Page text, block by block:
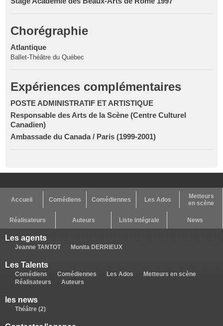
Chorégraphie
Atlantique
Ballet-Théâtre du Québec
Expériences complémentaires
POSTE ADMINISTRATIF ET ARTISTIQUE
Responsable des Arts de la Scène (Centre Culturel
Canadien)
Ambassade du Canada / Paris (1999-2001)
Accueil Comédiens Comédiennes Les Ados
Metteurs
en scène
Réalisateurs Auteurs Liste intégrale News
Les agents
Jeanne TANTOT Monita DERRIEUX
Les Talents
Comédiens Comédiennes Les Ados
Metteurs en scène
Réalisateurs
Auteurs
les news
Théâtre (2)